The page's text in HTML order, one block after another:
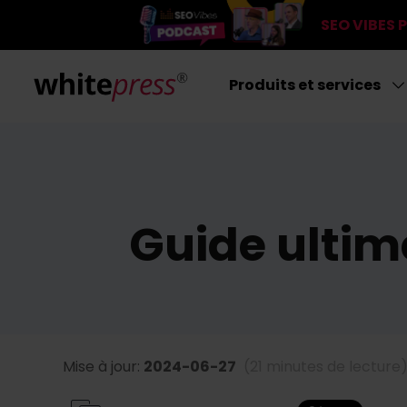
SEO VIBES
Produits et services
Guide
Mise à jour: 2024-06-27